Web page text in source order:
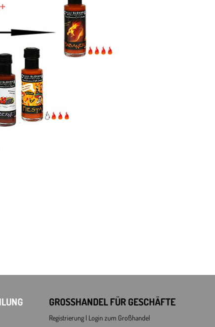
GROSSHANDEL FÜR GESCHÄFTE
Registrierung l Login zum Großhandel